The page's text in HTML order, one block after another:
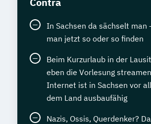
In Sachsen da sächselt man
man jetzt so oder so finden
Beim Kurzurlaub in der
eben die Vorlesung
Internet ist in Sachsen vor
dem Land ausbaufähig
Nazis, Ossis, Querdenker?